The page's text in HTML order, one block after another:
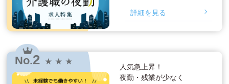
詳細を見る
No.2 ★ ★ ★
人気急上昇！
夜勤・残業が少なく